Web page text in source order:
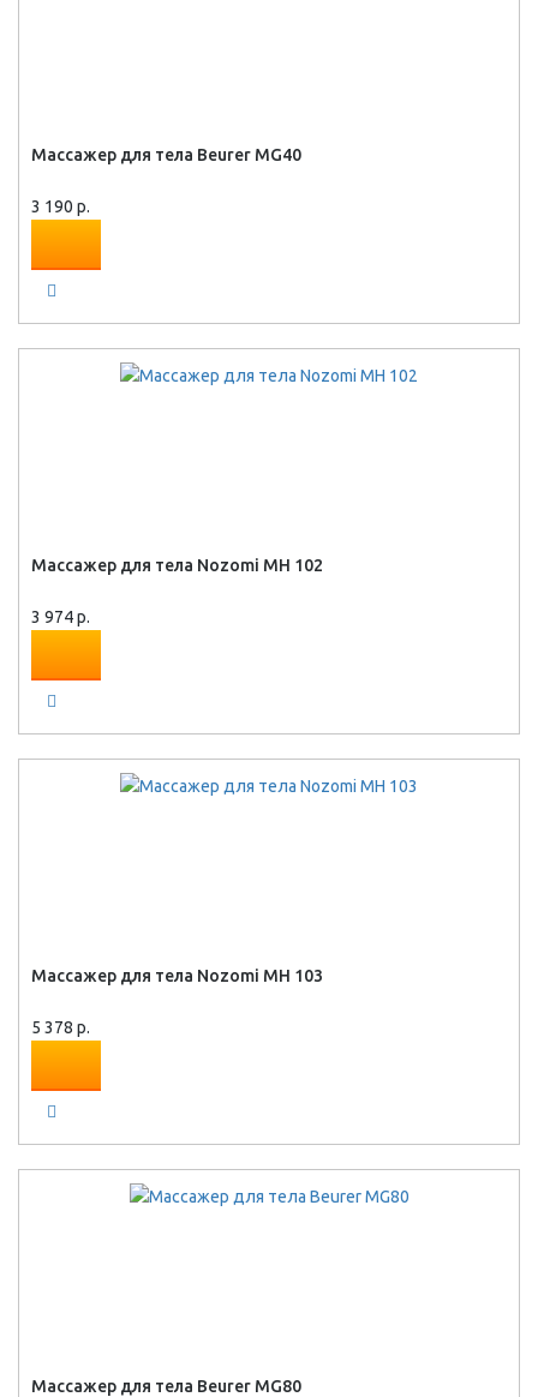
Массажер для тела Beurer MG40
3 190 р.
Массажер для тела Nozomi MH 102
3 974 р.
Массажер для тела Nozomi MH 103
5 378 р.
Массажер для тела Beurer MG80